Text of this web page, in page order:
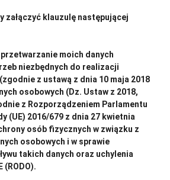
załączyć klauzulę następującej
moich danych
niezbędnych do realizacji
z ustawą z dnia 10 maja 2018
osobowych (Dz. Ustaw z 2018,
z Rozporządzeniem Parlamentu
(UE) 2016/679 z dnia 27 kwietnia
osób fizycznych w związku z
osobowych i w sprawie
takich danych oraz uchylenia
(RODO).